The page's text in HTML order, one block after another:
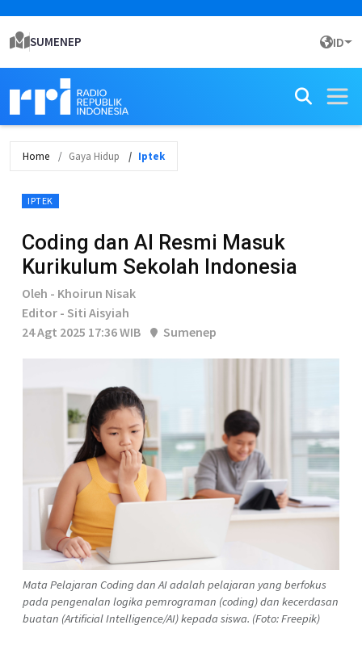
SUMENEP ID
Home Gaya Hidup Iptek
IPTEK
Coding dan AI Resmi Masuk
Kurikulum Sekolah Indonesia
Oleh - Khoirun Nisak
Editor - Siti Aisyiah
24 Agt 2025 17:36 WIB
Sumenep
Mata Pelajaran Coding dan AI adalah pelajaran yang berfokus
pada pengenalan logika pemrograman (coding) dan kecerdasan
buatan (Artificial Intelligence/AI) kepada siswa. (Foto: Freepik)